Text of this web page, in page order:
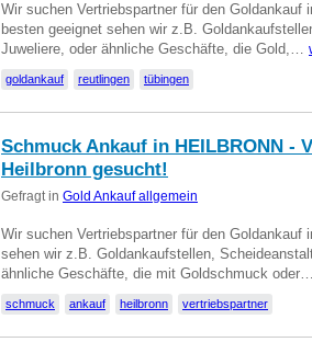
Wir suchen Vertriebspartner für den Goldankauf
besten geeignet sehen wir z.B.
Juweliere, oder ähnliche Geschäfte, die Gold,…
goldankauf reutlingen tübingen
Schmuck Ankauf in HEILBRONN -
Heilbronn gesucht!
Gefragt in Gold Ankauf allgemein
Wir suchen Vertriebspartner für den Goldankauf
sehen wir z.B. Goldankaufstellen,
ähnliche Geschäfte, die mit Goldschmuck oder…
schmuck ankauf heilbronn vertriebspartner